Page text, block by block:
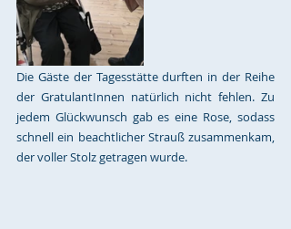
Die Gäste der Tagesstätte durften in der Reihe
der GratulantInnen natürlich nicht fehlen. Zu
jedem Glückwunsch gab es eine Rose, sodass
schnell ein beachtlicher Strauß zusammenkam,
der voller Stolz getragen wurde.